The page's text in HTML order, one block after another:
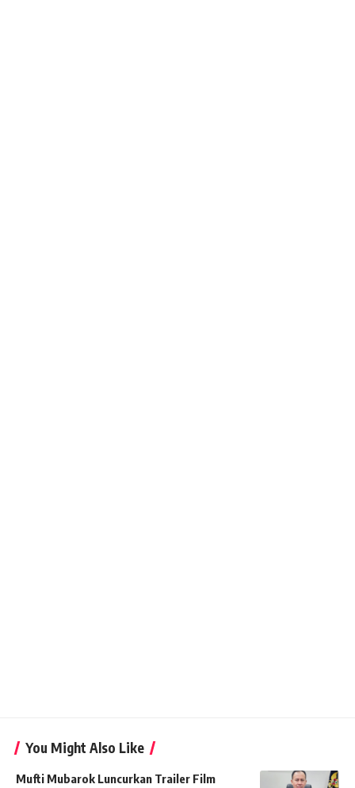
You Might Also Like
Mufti Mubarok Luncurkan Trailer Film